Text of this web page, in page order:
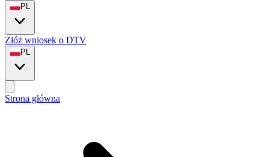
PL
Złóż wniosek o DTV
PL
Strona główna